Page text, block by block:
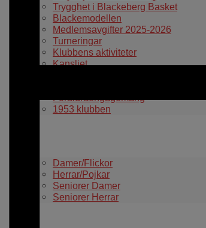
Trygghet i Blackeberg Basket
Blackemodellen
Medlemsavgifter 2025-2026
Turneringar
Klubbens aktiviteter
Kansliet
Föräldraengagemang
1953 klubben
Damer/Flickor
Herrar/Pojkar
Seniorer Damer
Seniorer Herrar